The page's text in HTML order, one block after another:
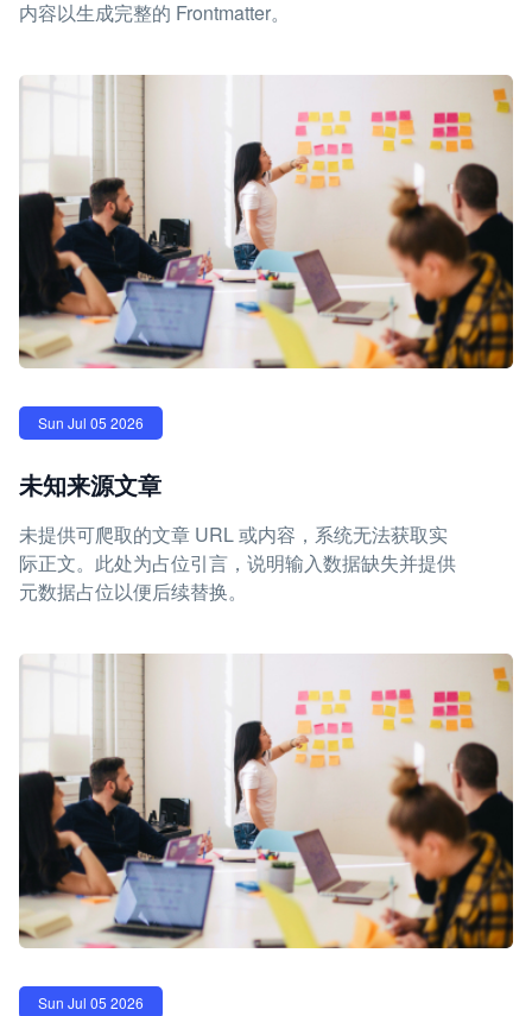
内容以生成完整的 Frontmatter。
Sun Jul 05 2026
未知来源文章
未提供可爬取的文章 URL 或内容，系统无法获取实
际正文。此处为占位引言，说明输入数据缺失并提供
元数据占位以便后续替换。
Sun Jul 05 2026